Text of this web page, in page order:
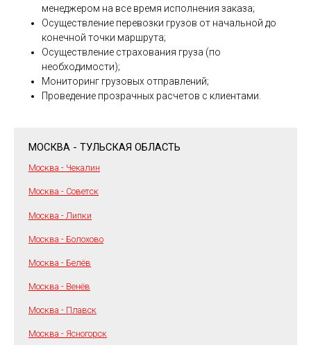
менеджером на все время исполнения заказа;
Осуществление перевозки грузов от начальной до
конечной точки маршрута;
Осуществление страхования груза (по
необходимости);
Мониторинг грузовых отправлений;
Проведение прозрачных расчетов с клиентами.
МОСКВА - ТУЛЬСКАЯ ОБЛАСТЬ
Москва - Чекалин
Москва - Советск
Москва - Липки
Москва - Болохово
Москва - Белёв
Москва - Венёв
Москва - Плавск
Москва - Ясногорск